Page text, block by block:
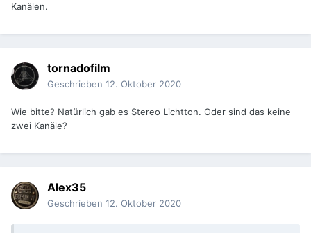
Kanälen.
tornadofilm
Geschrieben 12. Oktober 2020
Wie bitte? Natürlich gab es Stereo Lichtton. Oder sind das keine
zwei Kanäle?
Alex35
Geschrieben 12. Oktober 2020